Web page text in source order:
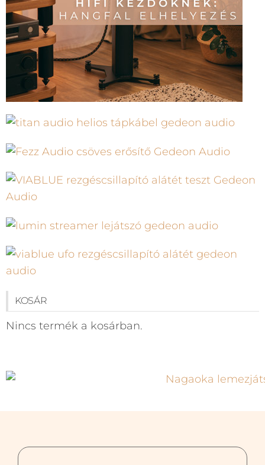
KOSÁR
Nincs termék a kosárban.